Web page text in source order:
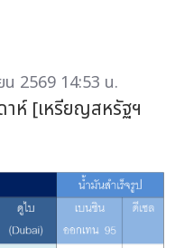
2569 14:53 น.
าห์ [เหรียญสหรัฐฯ